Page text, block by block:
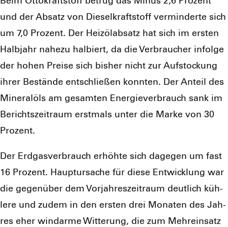
und der Absatz von Die­sel­kraft­stoff ver­min­der­te sich
um 7,0 Pro­zent. Der Heiz­öl­ab­satz hat sich im ers­ten
Halb­jahr nahe­zu hal­biert, da die Ver­brau­cher infol­ge
der hohen Prei­se sich bis­her nicht zur Auf­sto­ckung
ihrer Bestän­de ent­schlie­ßen konn­ten. Der Anteil des
Mine­ral­öls am gesam­ten Ener­gie­ver­brauch sank im
Berichts­zeit­raum erst­mals unter die Mar­ke von 30
Pro­zent.
Der Erd­gas­ver­brauch erhöh­te sich dage­gen um fast
16 Pro­zent. Haupt­ur­sa­che für die­se Ent­wick­lung war
die gegen­über dem Vor­jah­res­zeit­raum deut­lich küh­
le­re und zudem in den ers­ten drei Mona­ten des Jah­
res eher wind­ar­me Wit­te­rung, die zum Mehr­ein­satz